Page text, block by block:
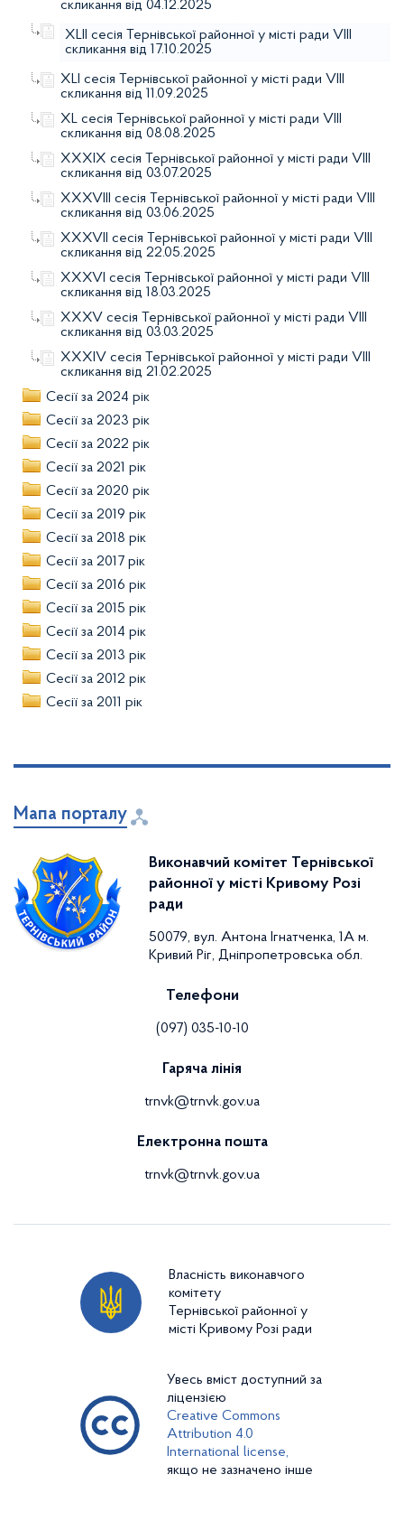
скликання від 04.12.2025
XLII сесія Тернівської районної у місті ради VIIІ
скликання від 17.10.2025
XLI сесія Тернівської районної у місті ради VIIІ
скликання від 11.09.2025
XL сесія Тернівської районної у місті ради VIIІ
скликання від 08.08.2025
XXXIX сесія Тернівської районної у місті ради VIIІ
скликання від 03.07.2025
XXXVІII сесія Тернівської районної у місті ради VIIІ
скликання від 03.06.2025
XXXVІI сесія Тернівської районної у місті ради VIIІ
скликання від 22.05.2025
XXXVІ сесія Тернівської районної у місті ради VIIІ
скликання від 18.03.2025
XXXV сесія Тернівської районної у місті ради VIIІ
скликання від 03.03.2025
XXXІV сесія Тернівської районної у місті ради VIIІ
скликання від 21.02.2025
Сесії за 2024 рік
Сесії за 2023 рік
Сесії за 2022 рік
Сесії за 2021 рік
Сесії за 2020 рік
Сесії за 2019 рік
Сесії за 2018 рік
Сесії за 2017 рік
Сесії за 2016 рік
Сесії за 2015 рік
Сесії за 2014 рік
Сесії за 2013 рік
Сесії за 2012 рік
Сесії за 2011 рік
Мапа порталу
Виконавчий комітет Тернівської
районної у місті Кривому Розі
ради
50079, вул. Антона Ігнатченка, 1А м.
Кривий Ріг, Дніпропетровська обл.
Телефони
(097) 035-10-10
Гаряча лінія
trnvk@trnvk.gov.ua
Електронна пошта
trnvk@trnvk.gov.ua
Власність виконавчого
комітету
Тернівської районної у
місті Кривому Розі ради
Увесь вміст доступний за
ліцензією
Creative Commons
Attribution 4.0
International license,
якщо не зазначено інше